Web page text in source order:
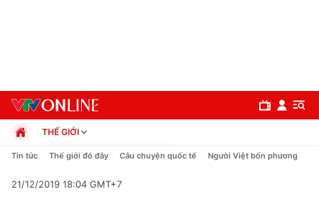
THẾ GIỚI
Chính trị
Pháp luật
Tin tức Thế giới đó đây Câu chuyện quốc tế Người Việt bốn phương
21/12/2019 18:04 GMT+7